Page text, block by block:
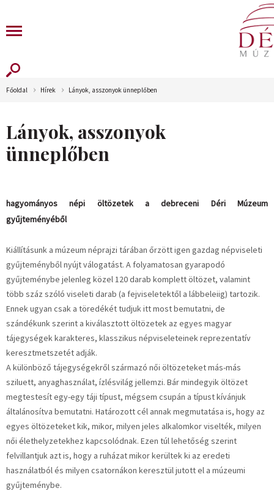
Főoldal Hírek Lányok, asszonyok ünneplőben
Lányok, asszonyok
ünneplőben
hagyományos népi öltözetek a debreceni Déri Múzeum
gyűjteményéből
Kiállításunk a múzeum néprajzi tárában őrzött igen gazdag népviseleti
gyűjteményből nyújt válogatást. A folyamatosan gyarapodó
gyűjteménybe jelenleg közel 120 darab komplett öltözet, valamint
több száz szóló viseleti darab (a fejviseletektől a lábbeleiig) tartozik.
Ennek ugyan csak a töredékét tudjuk itt most bemutatni, de
szándékunk szerint a kiválasztott öltözetek az egyes magyar
tájegységek karakteres, klasszikus népviseleteinek reprezentatív
keresztmetszetét adják.
A különböző tájegységekről származó női öltözeteket más-más
sziluett, anyaghasználat, ízlésvilág jellemzi. Bár mindegyik öltözet
megtestesít egy-egy táji típust, mégsem csupán a típust kívánjuk
általánosítva bemutatni. Határozott cél annak megmutatása is, hogy az
egyes öltözeteket kik, mikor, milyen jeles alkalomkor viselték, milyen
női élethelyzetekhez kapcsolódnak. Ezen túl lehetőség szerint
felvillantjuk azt is, hogy a ruházat mikor kerültek ki az eredeti
használatból és milyen csatornákon keresztül jutott el a múzeumi
gyűjteménybe.